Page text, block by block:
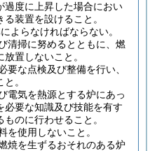
過度に上昇した場合におい
装置を設けること。
よらなければならない。
清掃に努めるとともに、燃
置しないこと。
要な点検及び整備を行い、
。
電気を熱源とする炉にあっ
必要な知識及び技能を有す
のに行わせること。
を使用しないこと。
焼を生ずるおそれのある炉